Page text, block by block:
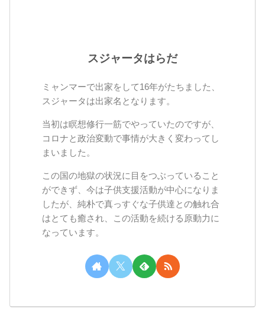
スジャータはらだ
ミャンマーで出家をして16年がたちました、
スジャータは出家名となります。
当初は瞑想修行一筋でやっていたのですが、
コロナと政治変動で事情が大きく変わってし
まいました。
この国の地獄の状況に目をつぶっていること
ができず、今は子供支援活動が中心になりま
したが、純朴で真っすぐな子供達との触れ合
はとても癒され、この活動を続ける原動力に
なっています。